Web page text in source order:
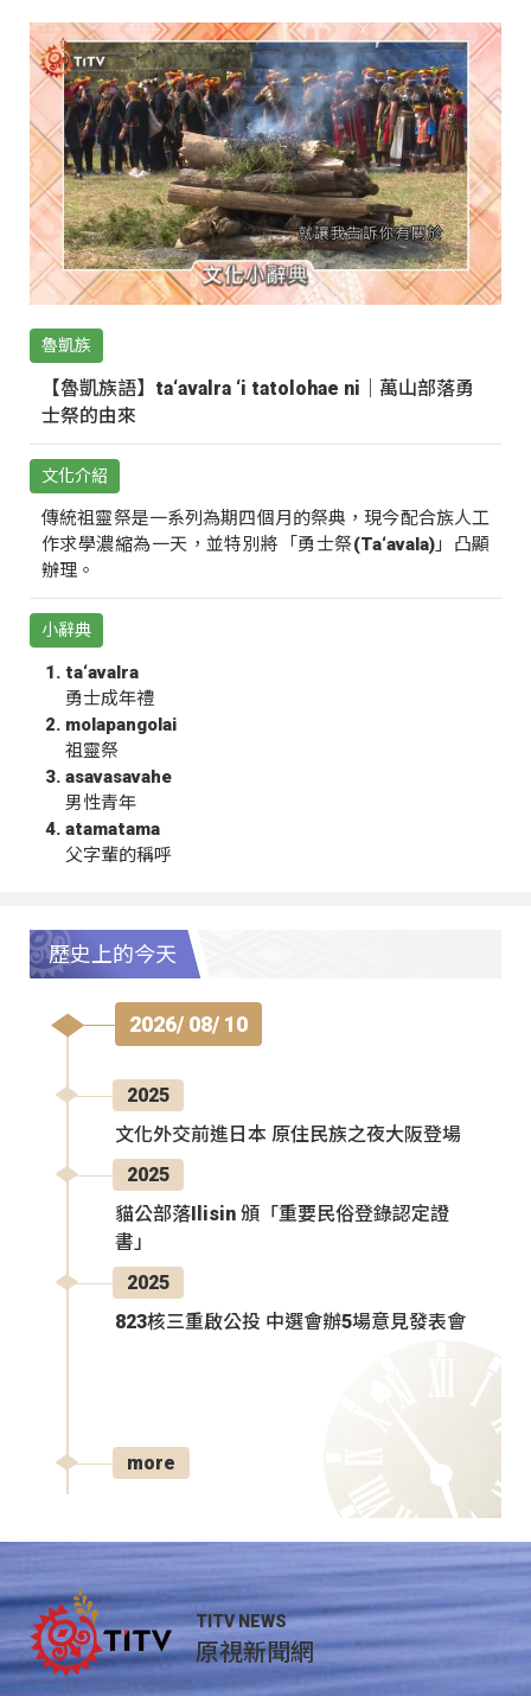
魯凱族
【魯凱族語】ta‘avalra ‘i tatolohae ni｜萬山部落勇
士祭的由來
文化介紹
傳統祖靈祭是一系列為期四個月的祭典，現今配合族人工
作求學濃縮為一天，並特別將「勇士祭(Ta‘avala)」凸顯
辦理。
小辭典
ta‘avalra
勇士成年禮
molapangolai
祖靈祭
asavasavahe
男性青年
atamatama
父字輩的稱呼
歷史上的今天
2026/ 08/ 10
2025
文化外交前進日本 原住民族之夜大阪登場
2025
貓公部落Ilisin 頒「重要民俗登錄認定證
書」
2025
823核三重啟公投 中選會辦5場意見發表會
more
TITV NEWS
原視新聞網